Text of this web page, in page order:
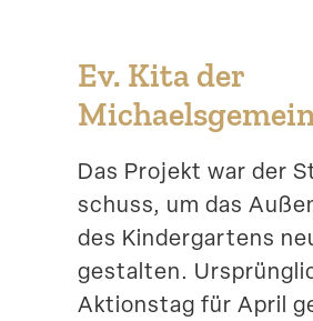
Aktuelles
Kontakt
Suche
Ev. Kita der
Das Projekt war der
schuss, um das
des Kinder­gartens
gestalten.
Aktionstag für April